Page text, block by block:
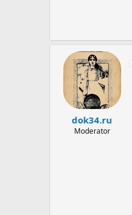
dok34.ru
Moderator